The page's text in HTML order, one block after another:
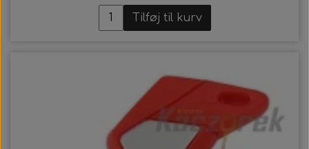
Tilføj til kurv